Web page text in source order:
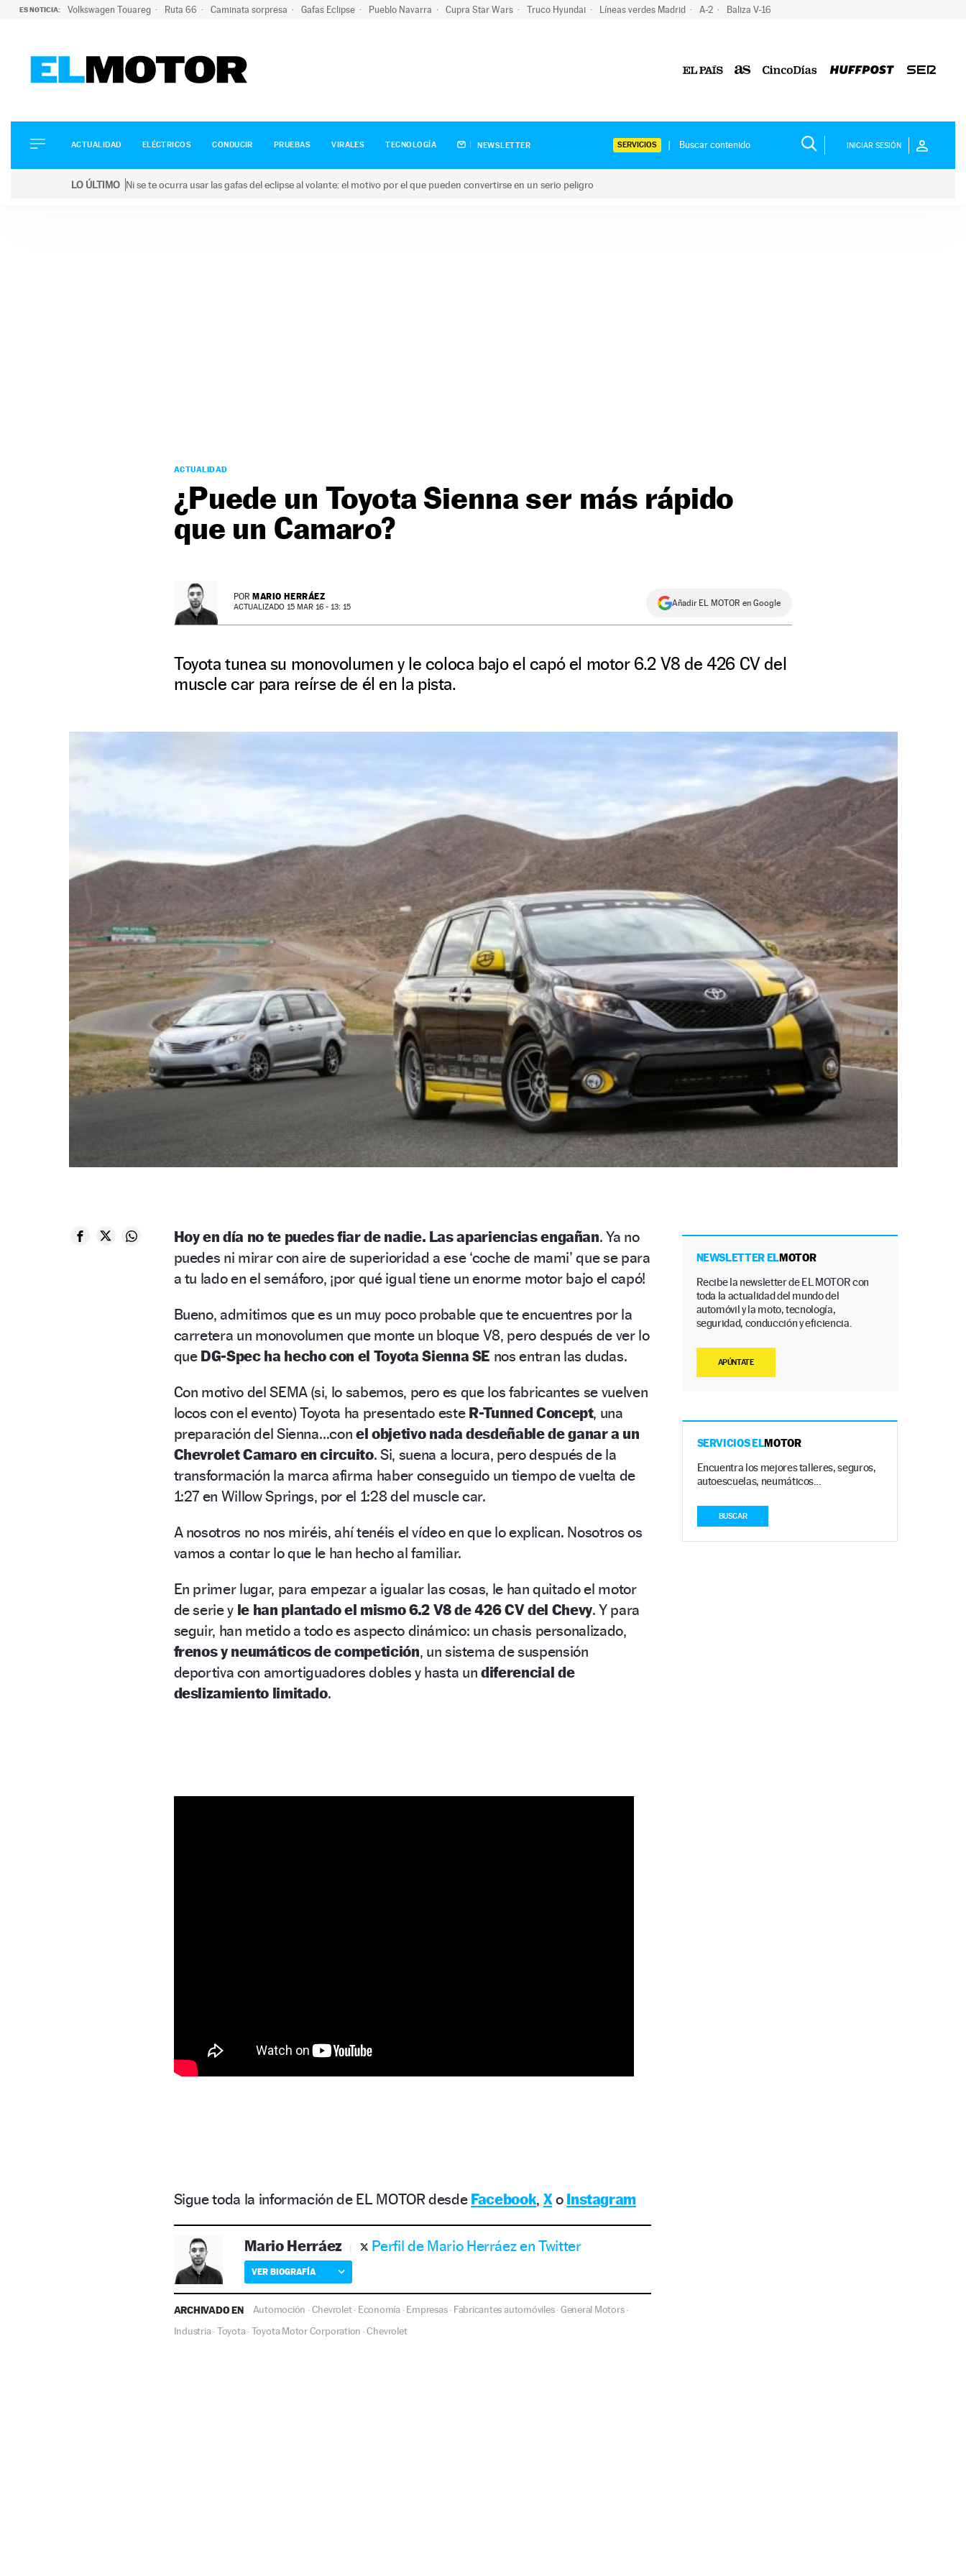
ES NOTICIA: Volkswagen Touareg Ruta 66 Caminata sorpresa Gafas Eclipse Pueblo Navarra Cupra Star Wars Truco Hyundai Líneas verdes Madrid A-2 Baliza V-16
ELÉCTRICOS
CONDUCIR
ACTUALIDAD ELÉCTRICOS CONDUCIR PRUEBAS VIRALES TECNOLOGÍA NEWSLETTER SERVICIOS INICIAR SESIÓN
LO ÚLTIMO Ni se te ocurra usar las gafas del eclipse al volante: el motivo por el que pueden convertirse en un serio peligro
ACTUALIDAD
¿Puede un Toyota Sienna ser más rápido
que un Camaro?
POR MARIO HERRÁEZ
ACTUALIZADO 15 MAR 16 - 13: 15 Añadir EL MOTOR en Google
Toyota tunea su monovolumen y le coloca bajo el capó el motor 6.2 V8 de 426 CV del
muscle car para reírse de él en la pista.
Hoy en día no te puedes fiar de nadie. Las apariencias engañan. Ya no
puedes ni mirar con aire de superioridad a ese ‘coche de mami’ que se para
a tu lado en el semáforo, ¡por qué igual tiene un enorme motor bajo el capó!
Bueno, admitimos que es un muy poco probable que te encuentres por la
carretera un monovolumen que monte un bloque V8, pero después de ver lo
que DG-Spec ha hecho con el Toyota Sienna SE nos entran las dudas.
Con motivo del SEMA (si, lo sabemos, pero es que los fabricantes se vuelven
locos con el evento) Toyota ha presentado este R-Tunned Concept, una
preparación del Sienna…conel objetivo nada desdeñable de ganar a un
Chevrolet Camaro en circuito. Si, suena a locura, pero después de la
transformación la marca afirma haber conseguido un tiempo de vuelta de
1:27 en Willow Springs, por el 1:28 del muscle car.
A nosotros no nos miréis, ahí tenéis el vídeo en que lo explican. Nosotros os
vamos a contar lo que le han hecho al familiar.
En primer lugar, para empezar a igualar las cosas, le han quitado el motor
de serie y le han plantado el mismo 6.2 V8 de 426 CV del Chevy. Y para
seguir, han metido a todo es aspecto dinámico: un chasis personalizado,
frenos y neumáticos de competición, un sistema de suspensión
deportiva con amortiguadores dobles y hasta undiferencial de
deslizamiento limitado.
Sigue toda la información de EL MOTOR desde Facebook, Xo Instagram
Mario Herráez Perfil de Mario Herráez en Twitter
VER BIOGRAFÍA
ARCHIVADO EN Automoción ·Chevrolet· Economía·Empresas· Fabricantes automóviles·General Motors·
Industria·Toyota·Toyota Motor Corporation ·Chevrolet
NEWSLETTER ELMOTOR
Recibe la newsletter de EL MOTOR con
toda la actualidad del mundo del
automóvil y la moto, tecnología,
seguridad, conducción y eficiencia.
APÚNTATE
SERVICIOS ELMOTOR
Encuentra los mejores talleres, seguros,
autoescuelas, neumáticos…
BUSCAR